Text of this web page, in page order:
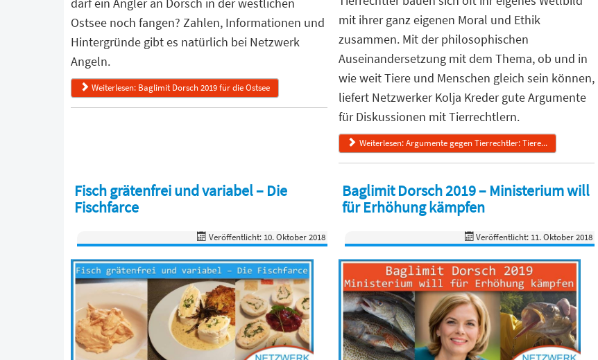
Ostsee noch fangen? Zahlen, Informationen und
Hintergründe gibt es natürlich bei Netzwerk
Angeln.
Weiterlesen: Baglimit Dorsch 2019 für die Ostsee
mit ihrer ganz eigenen Moral und Ethik
zusammen. Mit der philosophischen
Auseinandersetzung mit dem Thema, ob und in
wie weit Tiere und Menschen gleich sein können,
liefert Netzwerker Kolja Kreder gute Argumente
für Diskussionen mit Tierrechtlern.
Weiterlesen: Argumente gegen Tierrechtler: Tiere...
Fisch grätenfrei und variabel – Die
Fischfarce
Veröffentlicht: 10. Oktober 2018
Baglimit Dorsch 2019 – Ministerium will
für Erhöhung kämpfen
Veröffentlicht: 11. Oktober 2018